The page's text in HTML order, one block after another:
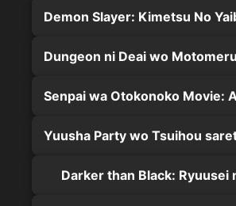
Darker than Black: Ryuusei